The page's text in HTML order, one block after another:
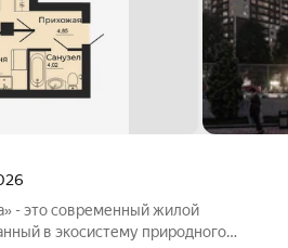
- это современный жилой
в экосистему природного